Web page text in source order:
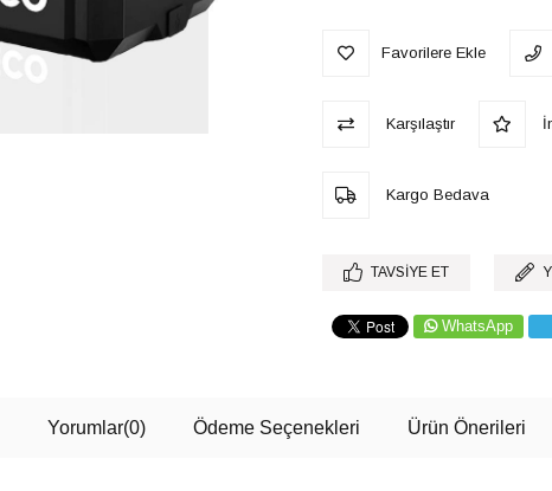
Favorilere Ekle
Karşılaştır
Kargo Bedava
TAVSIYE ET
WhatsApp
Yorumlar(0) Ödeme Seçenekleri Ürün Önerileri